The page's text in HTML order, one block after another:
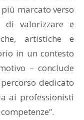
marcato verso
di valorizzare e
artistiche e
in un contesto
– conclude
dedicato
ai professionisti